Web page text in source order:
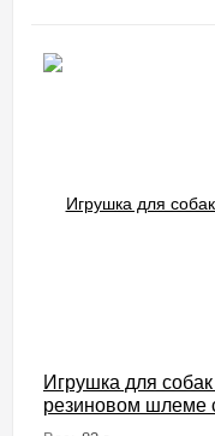
Игрушка для
резиновом шлеме